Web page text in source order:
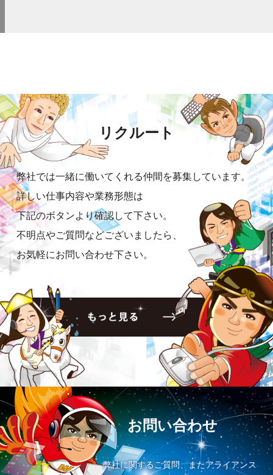
リクルート
弊社では一緒に働いてくれる仲間を募集しています。
詳しい仕事内容や業務形態は
下記のボタンより確認して下さい。
不明点やご質問などございましたら、
お気軽にお問い合わせ下さい。
お問い合わせ
弊社に関するご質問、またアライアンス